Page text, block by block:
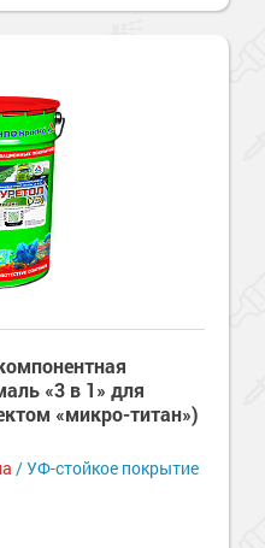
«3 в 1» для
«микро-титан»)
/ УФ-стойкое покрытие